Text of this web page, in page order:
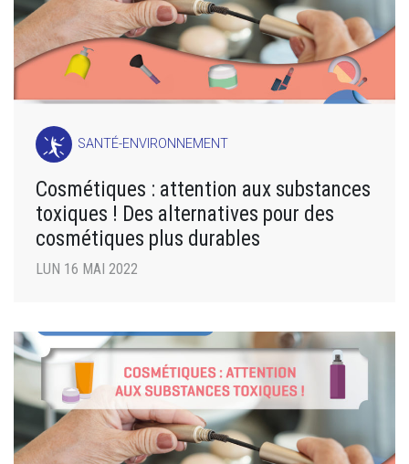
SANTÉ-ENVIRONNEMENT
Cosmétiques : attention aux substances
toxiques ! Des alternatives pour des
cosmétiques plus durables
LUN 16 MAI 2022